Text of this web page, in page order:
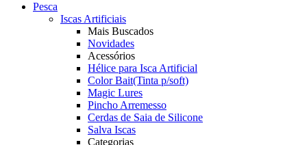
Pesca
Iscas Artificiais
Mais Buscados
Novidades
Acessórios
Hélice para Isca Artificial
Color Bait(Tinta p/soft)
Magic Lures
Pincho Arremesso
Cerdas de Saia de Silicone
Salva Iscas
Categorias